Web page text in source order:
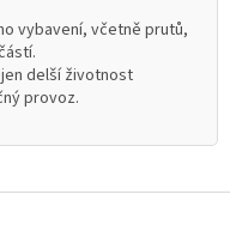
vybavení, včetně prutů,
delší životnost
provoz.